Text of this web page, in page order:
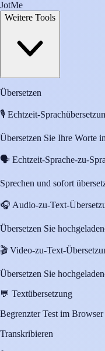
JotMe
Weitere Tools
Übersetzen
🎙️ Echtzeit-
Übersetzen Sie Ihre Worte
🗣️ Echtzeit-Sprache-zu-
Sprechen und sofort
🎧 Audio-zu-Text-
Übersetzen Sie
🎬 Video-zu-Text-
Übersetzen Sie
💬 Textübersetzung
Begrenzter Test im Browser
Transkribieren